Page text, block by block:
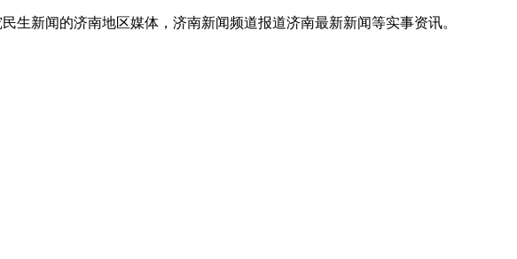
生新闻的济南地区媒体，济南新闻频道报道济南最新新闻等实事资讯。